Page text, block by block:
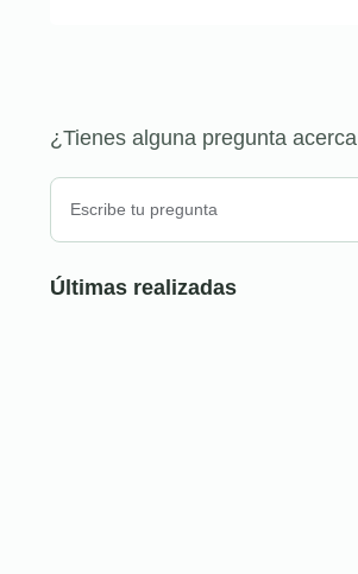
¿Tienes alguna pregunta
Últimas realizadas